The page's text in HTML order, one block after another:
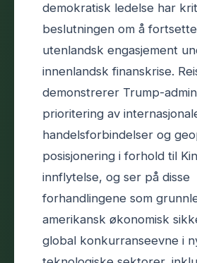
demokratisk ledelse har
beslutningen om å
utenlandsk engasjement
innenlandsk finanskrise.
demonstrerer Trump-
prioritering av
handelsforbindelser og
posisjonering i forhold til
innflytelse, og ser på disse
forhandlingene som
amerikansk økonomisk
global konkurranseevne i